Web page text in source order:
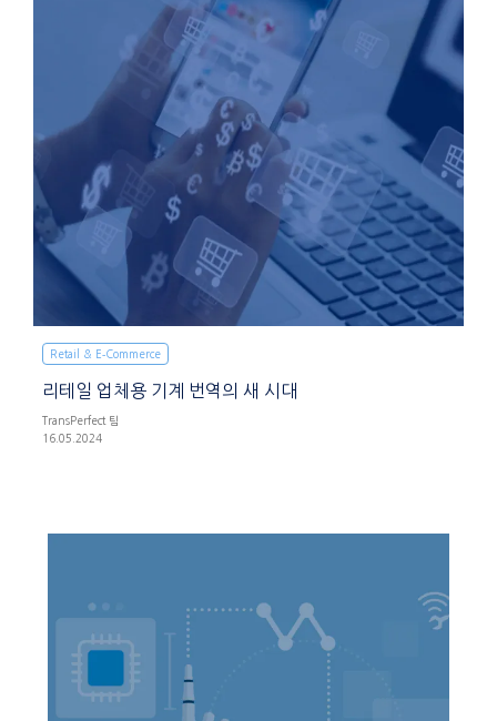
Retail & E‑Commerce
리테일 업체용 기계 번역의 새 시대
TransPerfect 팀
16.05.2024